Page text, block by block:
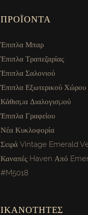
ΠΡΟΪΌΝΤΑ
Έπιπλα Μπαρ
Έπιπλα Τραπεζαρίας
Έπιπλα Σαλονιού
Έπιπλα Εξωτερικού Χώρου
Κάθισμα Διαλογισμού
Έπιπλα Γραφείου
Νέα Κυκλοφορία
Σειρά Vintage Emerald
Καναπές Haven Από
#M5018
ΙΚΑΝΌΤΗΤΕΣ